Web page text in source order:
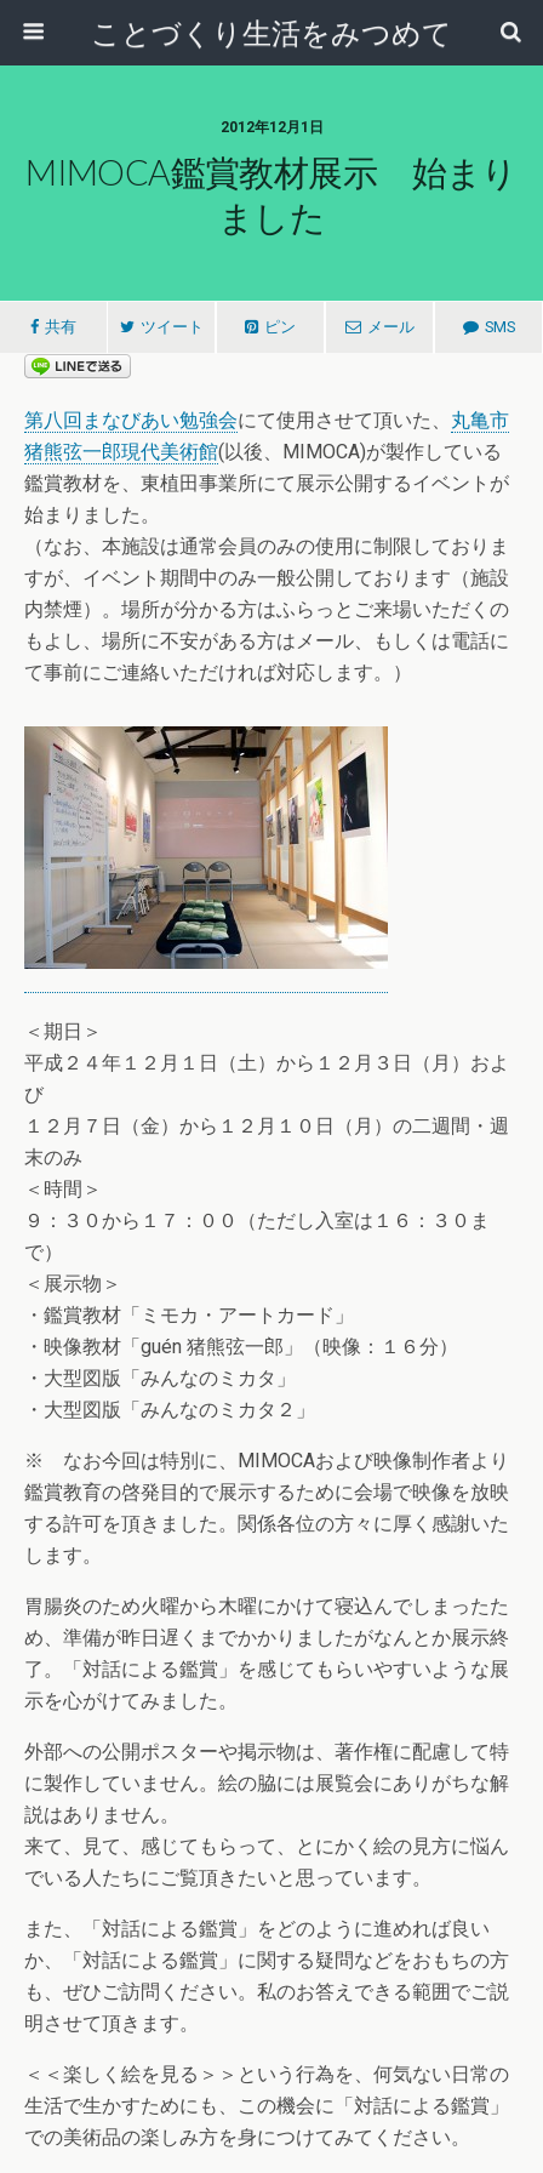
ことづくり生活をみつめて
2012年12月1日
MIMOCA鑑賞教材展示 始まり
ました
共有 ツイート ピン メール SMS
第八回まなびあい勉強会にて使用させて頂いた、 丸亀市
猪熊弦一郎現代美術館(以後、MIMOCA)が製作している
鑑賞教材を、東植田事業所にて展示公開するイベントが
始まりました。
（なお、本施設は通常会員のみの使用に制限しておりま
すが、イベント期間中のみ一般公開しております（施設
内禁煙）。場所が分かる方はふらっとご来場いただくの
もよし、場所に不安がある方はメール、もしくは電話に
て事前にご連絡いただければ対応します。）
＜期日＞
平成２４年１２月１日（土）から１２月３日（月）およ
び
１２月７日（金）から１２月１０日（月）の二週間・週
末のみ
＜時間＞
９：３０から１７：００（ただし入室は１６：３０ま
で）
＜展示物＞
・鑑賞教材「ミモカ・アートカード」
・映像教材「guén 猪熊弦一郎」（映像：１６分）
・大型図版「みんなのミカタ」
・大型図版「みんなのミカタ２」
※ なお今回は特別に、MIMOCAおよび映像制作者より
鑑賞教育の啓発目的で展示するために会場で映像を放映
する許可を頂きました。関係各位の方々に厚く感謝いた
します。
胃腸炎のため火曜から木曜にかけて寝込んでしまったた
め、準備が昨日遅くまでかかりましたがなんとか展示終
了。「対話による鑑賞」を感じてもらいやすいような展
示を心がけてみました。
外部への公開ポスターや掲示物は、著作権に配慮して特
に製作していません。絵の脇には展覧会にありがちな解
説はありません。
来て、見て、感じてもらって、とにかく絵の見方に悩ん
でいる人たちにご覧頂きたいと思っています。
また、「対話による鑑賞」をどのように進めれば良い
か、「対話による鑑賞」に関する疑問などをおもちの方
も、ぜひご訪問ください。私のお答えできる範囲でご説
明させて頂きます。
＜＜楽しく絵を見る＞＞という行為を、何気ない日常の
生活で生かすためにも、この機会に「対話による鑑賞」
での美術品の楽しみ方を身につけてみてください。